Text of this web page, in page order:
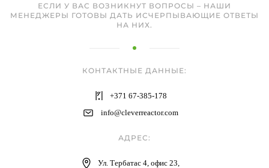
ЕСЛИ У ВАС ВОЗНИКНУТ ВОПРОСЫ – НАШИ
МЕНЕДЖЕРЫ ГОТОВЫ ДАТЬ ИСЧЕРПЫВАЮЩИЕ ОТВЕТЫ
НА НИХ.
КОНТАКТНЫЕ ДАННЫЕ:
+371 67-385-178
info@cleverreactor.com
АДРЕС:
Ул. Тербатас 4, офис 23,